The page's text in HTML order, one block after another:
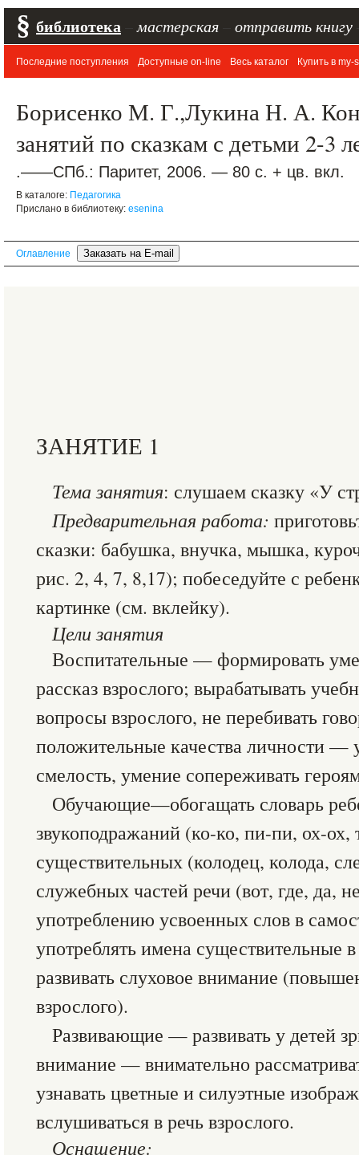
§ библиотека мастерская отправить книгу
Последние поступления Доступные on-line Весь каталог Купить в my-
Борисенко М. Г.,Лукина Н. А.
занятий по сказкам с детьми 2-3
.——СПб.: Паритет, 2006. — 80 с. + цв. вкл.
В каталоге: Педагогика
Прислано в библиотеку: esenina
Оглавление
ЗАНЯТИЕ 1
Тема занятия: слушаем сказку «У
Предварительная работа:
сказки: бабушка, внучка, мышка,
рис. 2, 4, 7, 8,17); побеседуйте с
картинке (см. вклейку).
Цели занятия
Воспитательные — формировать
рассказ взрослого; вырабатывать
вопросы взрослого, не перебивать
положительные качества личности —
смелость, умение сопереживать
Обучающие—обогащать словарь
звукоподражаний (ко-ко, пи-пи, ох-ох,
существительных (колодец, колода,
служебных частей речи (вот, где, да,
употреблению усвоенных слов в
употреблять имена существительные
развивать слуховое внимание
взрослого).
Развивающие — развивать у детей
внимание — внимательно
узнавать цветные и силуэтные
вслушиваться в речь взрослого.
Оснащение: